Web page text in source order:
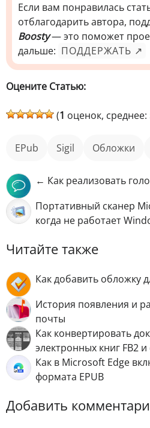
Если вам понравилась
отблагодарить автора,
Boosty— это поможет
дальше: ПОДДЕРЖАТЬ ↗
Оцените Статью:
(1 оценок, среднее:
ePub Sigil обложки
← Как реализовать
Портативный сканер
когда не работает
Читайте также
Как добавить обложку
История появления и
почты
Как конвертировать
электронных книг FB2 и
Как в Microsoft Edge
формата EPUB
Добавить